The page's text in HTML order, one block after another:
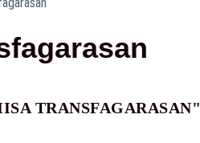
TRANSFAGARASAN"